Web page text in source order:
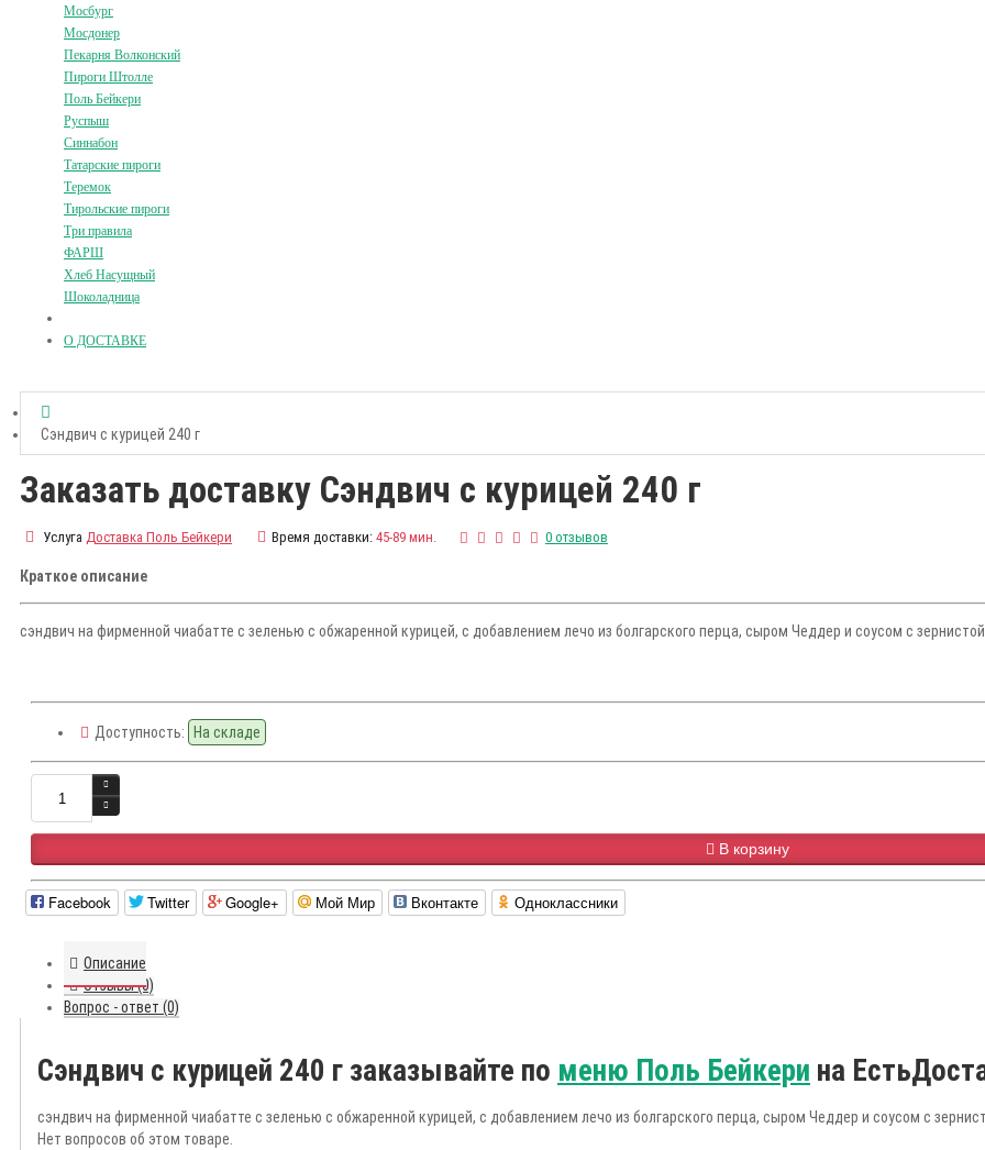
Мосбург
Мосдонер
Пекарня Волконский
Пироги Штолле
Поль Бейкери
Руспыш
Синнабон
Татарские пироги
Теремок
Тирольские пироги
Три правила
ФАРШ
Хлеб Насущный
Шоколадница
О ДОСТАВКЕ
Сэндвич с курицей 240 г
Заказать доставку Сэндвич с курицей 240 г
Услуга Доставка Поль Бейкери Время доставки: 45-89 мин. 0 отзывов
Краткое описание
сэндвич на фирменной чиабатте с зеленью с обжаренной курицей, с добавлением лечо из болгарского перца, сыром Чеддер и соусом с
Доступность: На складе
В корзину
Facebook Twitter Google+ Мой Мир Вконтакте Одноклассники
Описание
Отзывы (0)
Вопрос - ответ (0)
Сэндвич с курицей 240 г заказывайте по меню Поль Бейкери на
сэндвич на фирменной чиабатте с зеленью с обжаренной курицей, с добавлением лечо из болгарского перца, сыром Чеддер и соусом с
Нет вопросов об этом товаре.